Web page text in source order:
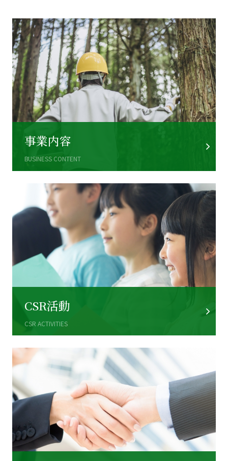
事業内容
BUSINESS CONTENT
CSR活動
CSR ACTIVITIES